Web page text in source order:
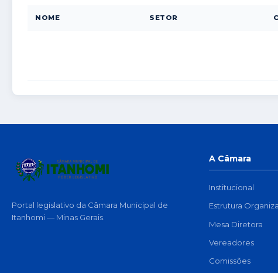
NOME SETOR
Portal legislativo da Câmara Municipal de
Itanhomi — Minas Gerais.
A Câmara
Institucional
Estrutura
Mesa Diretora
Vereadores
Comissões